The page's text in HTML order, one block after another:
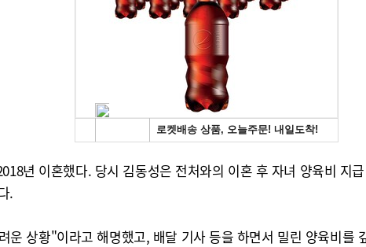
년 이혼했다. 당시 김동성은 전처와의 이혼 후 자녀 양육비 지
.
상황"이라고 해명했고, 배달 기사 등을 하면서 밀린 양육비를